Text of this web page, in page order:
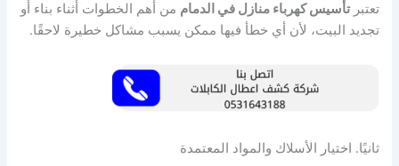
تعتبرتأسيس كهرباء منازل في الدمام من أهم الخطوات أثناء بناء أو
تجديد البيت، لأن أي خطأ فيها ممكن يسبب مشاكل خطيرة لاحقًا.
ثانيًا. اختيار الأسلاك والمواد المعتمدة